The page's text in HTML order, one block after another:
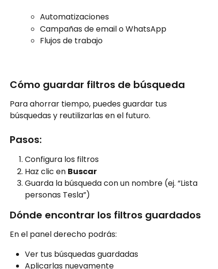
Automatizaciones
Campañas de email o WhatsApp
Flujos de trabajo
Cómo guardar filtros de búsqueda
Para ahorrar tiempo, puedes guardar tus
búsquedas y reutilizarlas en el futuro.
Pasos:
Configura los filtros
Haz clic en Buscar
Guarda la búsqueda con un nombre (ej. “Lista
personas Tesla”)
Dónde encontrar los filtros guardados
En el panel derecho podrás:
Ver tus búsquedas guardadas
Aplicarlas nuevamente